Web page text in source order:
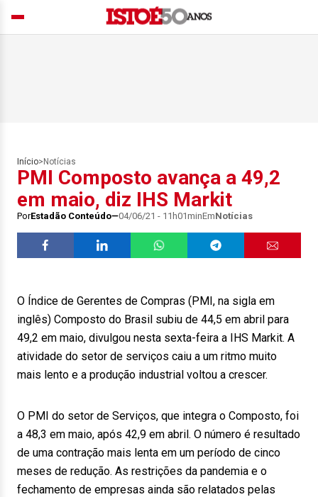
Início> Notícias
PMI Composto avança a 49,2
em maio, diz IHS Markit
PorEstadão Conteúdo 04/06/21 - 11h01minEmNotícias
O Índice de Gerentes de Compras (PMI, na sigla em
inglês) Composto do Brasil subiu de 44,5 em abril para
49,2 em maio, divulgou nesta sexta-feira a IHS Markit. A
atividade do setor de serviços caiu a um ritmo muito
mais lento e a produção industrial voltou a crescer.
O PMI do setor de Serviços, que integra o Composto, foi
a 48,3 em maio, após 42,9 em abril. O número é resultado
de uma contração mais lenta em um período de cinco
meses de redução. As restrições da pandemia e o
fechamento de empresas ainda são relatados pelas